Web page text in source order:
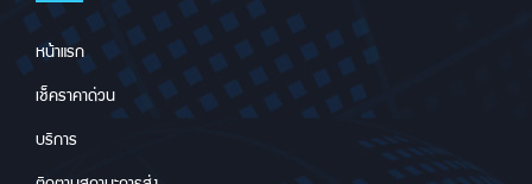
หน้าแรก
เช็คราคาด่วน
บริการ